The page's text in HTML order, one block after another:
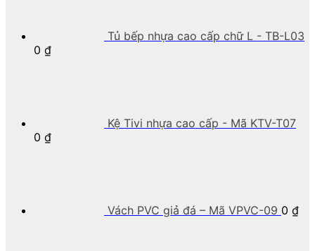
Tủ bếp nhựa cao cấp chữ L - TB-L03
0 ₫
Kệ Tivi nhựa cao cấp - Mã KTV-T07
0 ₫
Vách PVC giả đá – Mã VPVC-09 0 ₫